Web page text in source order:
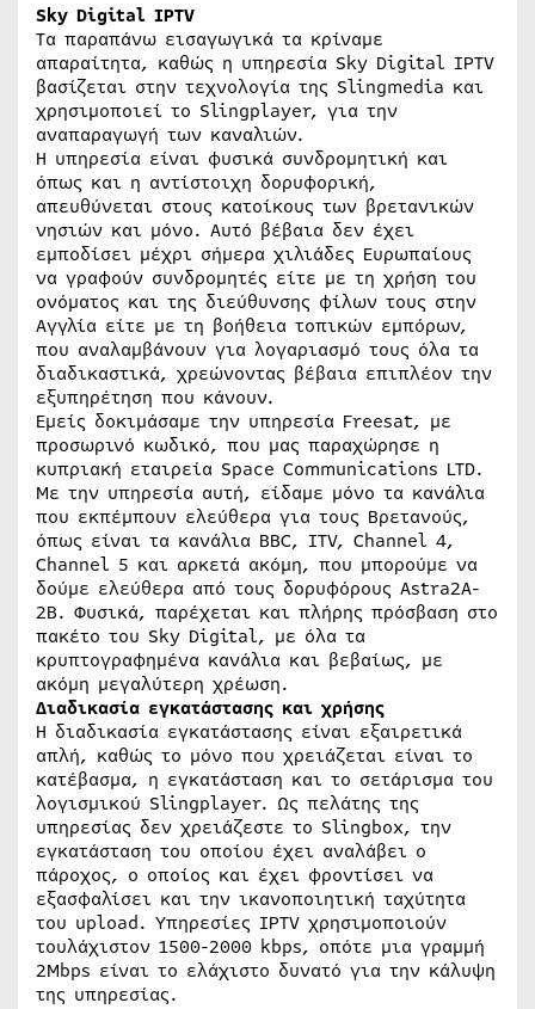
Sky Digital IPTV
Τα παραπάνω εισαγωγικά τα κρίναμε
απαραίτητα, καθώς η υπηρεσία Sky Digital IPTV
βασίζεται στην τεχνολογία της Slingmedia και
χρησιμοποιεί το Slingplayer, για την
αναπαραγωγή των καναλιών.
H υπηρεσία είναι φυσικά συνδρομητική και
όπως και η αντίστοιχη δορυφορική,
απευθύνεται στους κατοίκους των βρετανικών
νησιών και μόνο. Αυτό βέβαια δεν έχει
εμποδίσει μέχρι σήμερα χιλιάδες Ευρωπαίους
να γραφούν συνδρομητές είτε με τη χρήση του
ονόματος και της διεύθυνσης φίλων τους στην
Αγγλία είτε με τη βοήθεια τοπικών εμπόρων,
που αναλαμβάνουν για λογαριασμό τους όλα τα
διαδικαστικά, χρεώνοντας βέβαια επιπλέον την
εξυπηρέτηση που κάνουν.
Εμείς δοκιμάσαμε την υπηρεσία Freesat, με
προσωρινό κωδικό, που μας παραχώρησε η
κυπριακή εταιρεία Space Communications LTD.
Με την υπηρεσία αυτή, είδαμε μόνο τα κανάλια
που εκπέμπουν ελεύθερα για τους Βρετανούς,
όπως είναι τα κανάλια BBC, ITV, Channel 4,
Channel 5 και αρκετά ακόμη, που μπορούμε να
δούμε ελεύθερα από τους δορυφόρους Astra2A-
2B. Φυσικά, παρέχεται και πλήρης πρόσβαση στο
πακέτο του Sky Digital, με όλα τα
κρυπτογραφημένα κανάλια και βεβαίως, με
ακόμη μεγαλύτερη χρέωση.
Διαδικασία εγκατάστασης και χρήσης
Η διαδικασία εγκατάστασης είναι εξαιρετικά
απλή, καθώς το μόνο που χρειάζεται είναι το
κατέβασμα, η εγκατάσταση και το σετάρισμα του
λογισμικού Slingplayer. Ως πελάτης της
υπηρεσίας δεν χρειάζεστε το Slingbox, την
εγκατάσταση του οποίου έχει αναλάβει ο
πάροχος, ο οποίος και έχει φροντίσει να
εξασφαλίσει και την ικανοποιητική ταχύτητα
του upload. Υπηρεσίες IPTV χρησιμοποιούν
τουλάχιστον 1500-2000 kbps, οπότε μια γραμμή
2Mbps είναι το ελάχιστο δυνατό για την κάλυψη
της υπηρεσίας.